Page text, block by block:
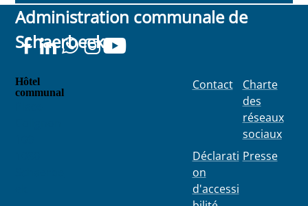
Administration communale de
Schaerbeek
Hôtel
communal
Contact
Déclarati
on
d'accessi
Charte
des
réseaux
sociaux
Presse